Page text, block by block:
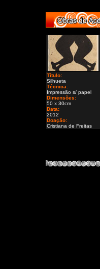
Título:
Silhueta
Técnica:
Impressão s/ papel
Dimensões:
50 x 30cm
Data:
2012
Doação:
Cristiana de Freitas